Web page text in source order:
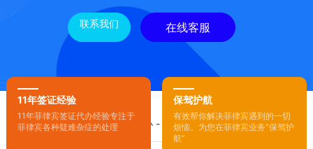
联系我们 在线客服
11年签证经验
11年菲律宾签证代办经验专注于
菲律宾各种疑难杂症的处理
保驾护航
有效帮你解决菲律宾遇到的一切
烦恼。为您在菲律宾业务“保驾护
航”
您的位置：首页-菲律宾签证代办- 正文